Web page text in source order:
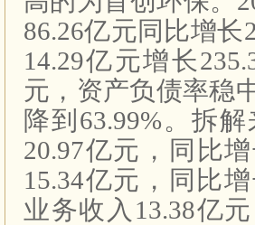
86.26亿元同比增长
14.29亿元增长
元，资产负债率稳
降到 63.99%。拆
20.97亿元，同比增
15.34亿元，同比增
业务收入 13.38亿